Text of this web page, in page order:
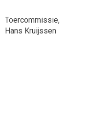
Toercommissie,
Hans Kruijssen